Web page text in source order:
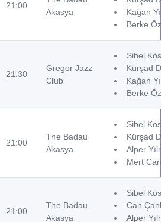
21:00
Akasya
Kağan
Berke
21:30
Gregor Jazz
Club
Sibel
Kürşad
Kağan
Berke
21:00
The Badau
Akasya
Sibel
Kürşad
Alper
Mert
21:00
The Badau
Akasya
Sibel
Can
Alper